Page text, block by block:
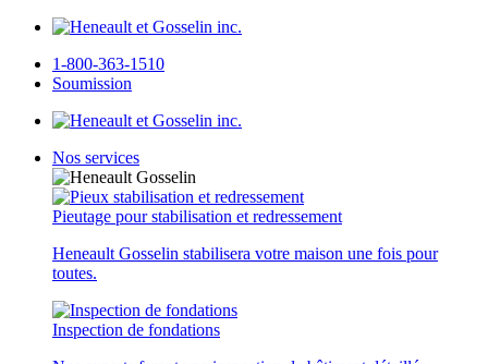
1-800-363-1510
Soumission
Nos services
Pieutage pour stabilisation et redressement
Heneault Gosselin stabilisera votre maison une fois pour
toutes.
Inspection de fondations